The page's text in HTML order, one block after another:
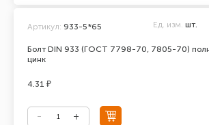
Болт DIN 933 (ГОСТ 7798-70, 7805-70)
цинк
Артикул: 933-5*65 Ед. изм. шт.
4.31 ₽